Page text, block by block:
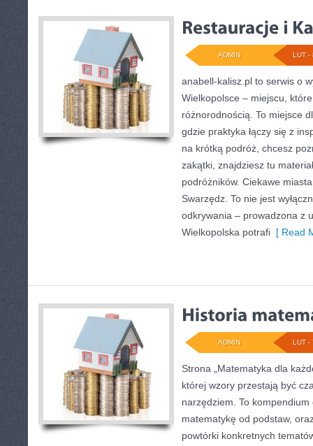
LUT -
ADMIN
anabell-kalisz.pl to serwis o
Wielkopolsce – miejscu,
różnorodnością. To miejsce
gdzie praktyka łączy się z
na krótką podróż, chcesz
zakątki, znajdziesz tu
podróżników. Ciekawe
Swarzędz. To nie jest
odkrywania – prowadzona z
Wielkopolska potrafi [ Read
LUT -
ADMIN
Strona „Matematyka dla
której wzory przestają być
narzędziem. To
matematykę od podstaw,
powtórki konkretnych